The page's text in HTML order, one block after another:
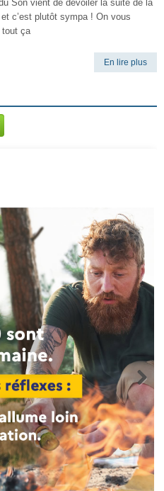
Son vient de dévoiler la suite de la
c’est plutôt sympa ! On vous
tout ça
En lire plus